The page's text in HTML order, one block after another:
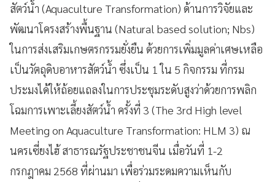
สัตว์น้ำ (Aquaculture Transformation) ด้านการวิจัยและ
พัฒนาโครงสร้างพื้นฐาน (Natural based solution; Nbs)
ในการส่งเสริมเกษตรกรรมยั่งยืน ด้วยการเพิ่มมูลค่าเศษเหลือ
เป็นวัตถุดิบอาหารสัตว์น้ำ ซึ่งเป็น 1 ใน 5 กิจกรรม ที่กรม
ประมงได้ให้ถ้อยแถลงในการประชุมระดับสูงว่าด้วยการพลิก
โฉมการเพาะเลี้ยงสัตว์น้ำ ครั้งที่ 3 (The 3rd High level
Meeting on Aquaculture Transformation: HLM 3) ณ
นครเซี่ยงไฮ้ สาธารณรัฐประชาชนจีน เมื่อวันที่ 1-2
กรกฎาคม 2568 ที่ผ่านมา เพื่อร่วมระดมความเห็นกับ